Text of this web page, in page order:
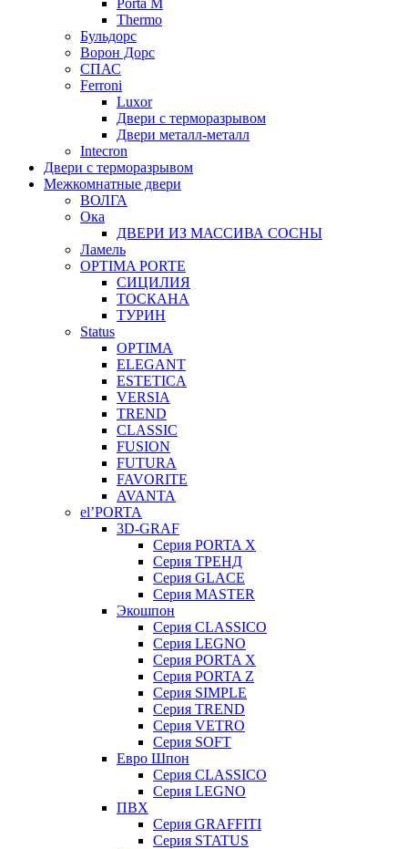
Thermo
Бульдорс
Ворон Дорс
СПАС
Ferroni
Luxor
Двери с терморазрывом
Двери металл-металл
Intecron
Двери с терморазрывом
Межкомнатные двери
ВОЛГА
Ока
ДВЕРИ ИЗ МАССИВА СОСНЫ
Ламель
OPTIMA PORTE
СИЦИЛИЯ
ТОСКАНА
ТУРИН
Status
OPTIMA
ELEGANT
ESTETICA
VERSIA
TREND
CLASSIC
FUSION
FUTURA
FAVORITE
AVANTA
el’PORTA
3D-GRAF
Серия PORTA X
Серия ТРЕНД
Серия GLACE
Серия MASTER
Экошпон
Серия CLASSICO
Серия LEGNO
Серия PORTA X
Серия PORTA Z
Серия SIMPLE
Серия TREND
Серия VETRO
Серия SOFT
Евро Шпон
Серия CLASSICO
Серия LEGNO
ПВХ
Серия GRAFFITI
Серия STATUS